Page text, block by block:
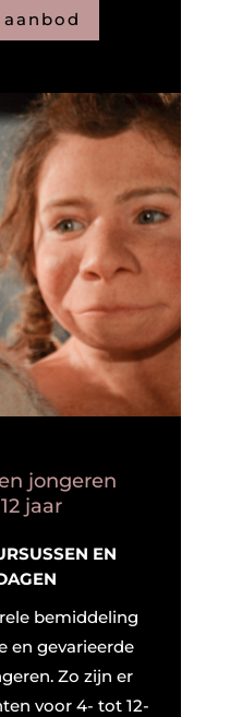
jongeren
jaar
EN
bemiddeling
en gevarieerde
Zo zijn er
voor 4- tot 12-